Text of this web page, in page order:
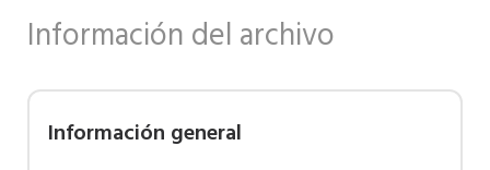
Información del archivo
Información general